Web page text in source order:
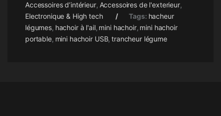
Accessoires d’intérieur, Accessoires de l'exterieur,
Electronique & High tech
Tags: hacheur
légumes, hachoir à l'ail, mini hachoir, mini hachoir
portable, mini hachoir USB,trancheur légume